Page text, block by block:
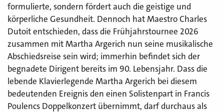
formulierte, sondern fördert auch die geistige und
körperliche Gesundheit. Dennoch hat Maestro Charles
Dutoit entschieden, dass die Frühjahrstournee 2026
zusammen mit Martha Argerich nun seine musikalische
Abschiedsreise sein wird; immerhin befindet sich der
begnadete Dirigent bereits im 90. Lebensjahr. Dass die
lebende Klavierlegende Martha Argerich bei diesem
bedeutenden Ereignis den einen Solistenpart in Francis
Poulencs Doppelkonzert übernimmt, darf durchaus als